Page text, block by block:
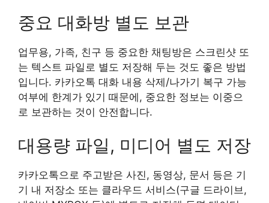
중요 대화방 별도 보관
업무용, 가족, 친구 등 중요한 채팅방은 스크린샷 또
는 텍스트 파일로 별도 저장해 두는 것도 좋은 방법
입니다. 카카오톡 대화 내용 삭제/나가기 복구 가능
여부에 한계가 있기 때문에, 중요한 정보는 이중으
로 보관하는 것이 안전합니다.
대용량 파일, 미디어 별도 저장
카카오톡으로 주고받은 사진, 동영상, 문서 등은 기
기 내 저장소 또는 클라우드 서비스(구글 드라이브,